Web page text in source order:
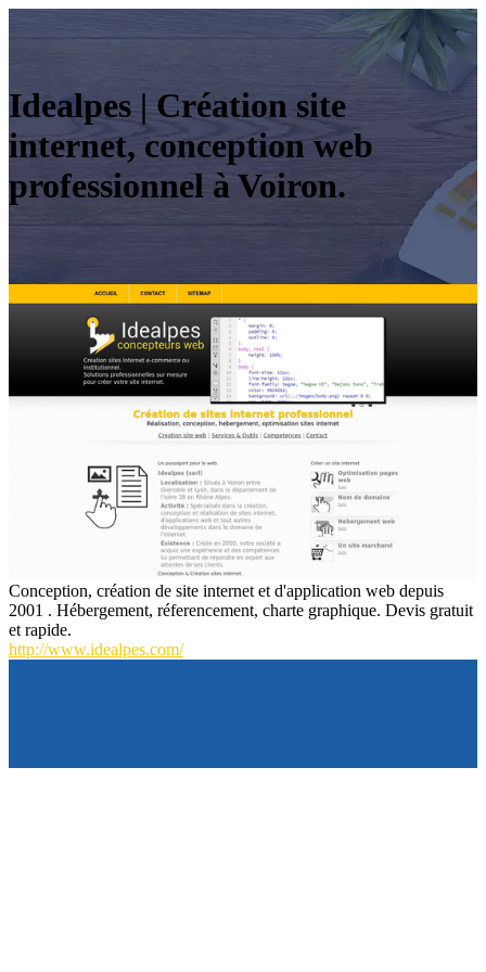
Idealpes | Création site
internet, conception web
profes­sion­nel à Voiron.
Conception, création de site internet et d'application web depuis
2001 . Hébergement, réferencement, charte graphique. Devis gratuit
et rapide.
http://www.idealpes.com/